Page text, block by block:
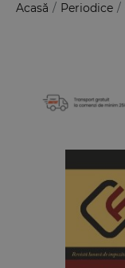
Acasă / Periodice /